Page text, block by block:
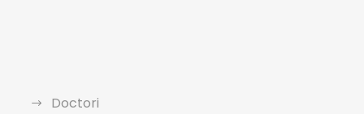
Doctori